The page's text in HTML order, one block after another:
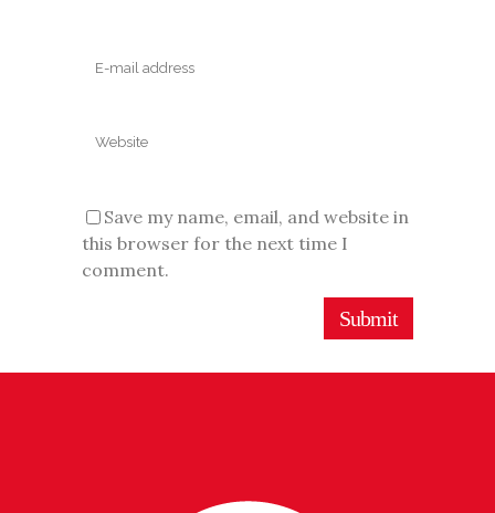
Save my name, email, and website in
this browser for the next time I
comment.